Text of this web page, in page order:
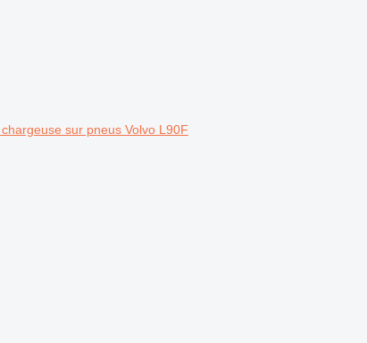
chargeuse sur pneus Volvo L90F